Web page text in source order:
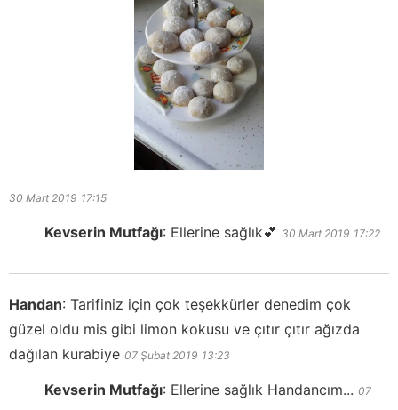
30 Mart 2019 17:15
Kevserin Mutfağı: Ellerine sağlık💕 30 Mart 2019 17:22
Handan: Tarifiniz için çok teşekkürler denedim çok
güzel oldu mis gibi limon kokusu ve çıtır çıtır ağızda
dağılan kurabiye 07 Şubat 2019 13:23
Kevserin Mutfağı: Ellerine sağlık Handancım... 07